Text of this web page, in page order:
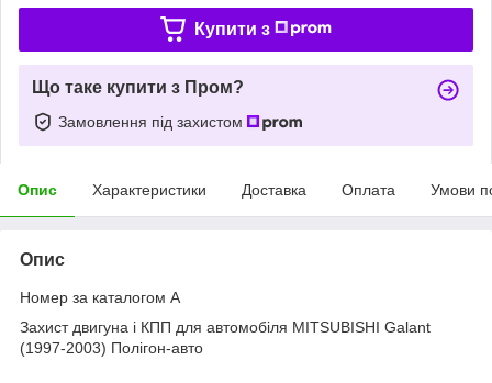
Купити з
Що таке купити з Пром?
Замовлення під захистом
Опис Характеристики Доставка Оплата Умови
Опис
Номер за каталогом A
Захист двигуна і КПП для автомобіля MITSUBISHI Galant
(1997-2003) Полігон-авто